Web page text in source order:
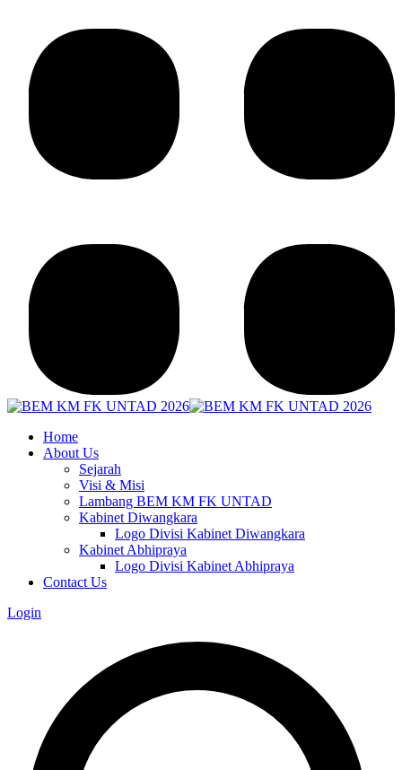
Home
About Us
Sejarah
Visi & Misi
Lambang BEM KM FK UNTAD
Kabinet Diwangkara
Logo Divisi Kabinet Diwangkara
Kabinet Abhipraya
Logo Divisi Kabinet Abhipraya
Contact Us
Login